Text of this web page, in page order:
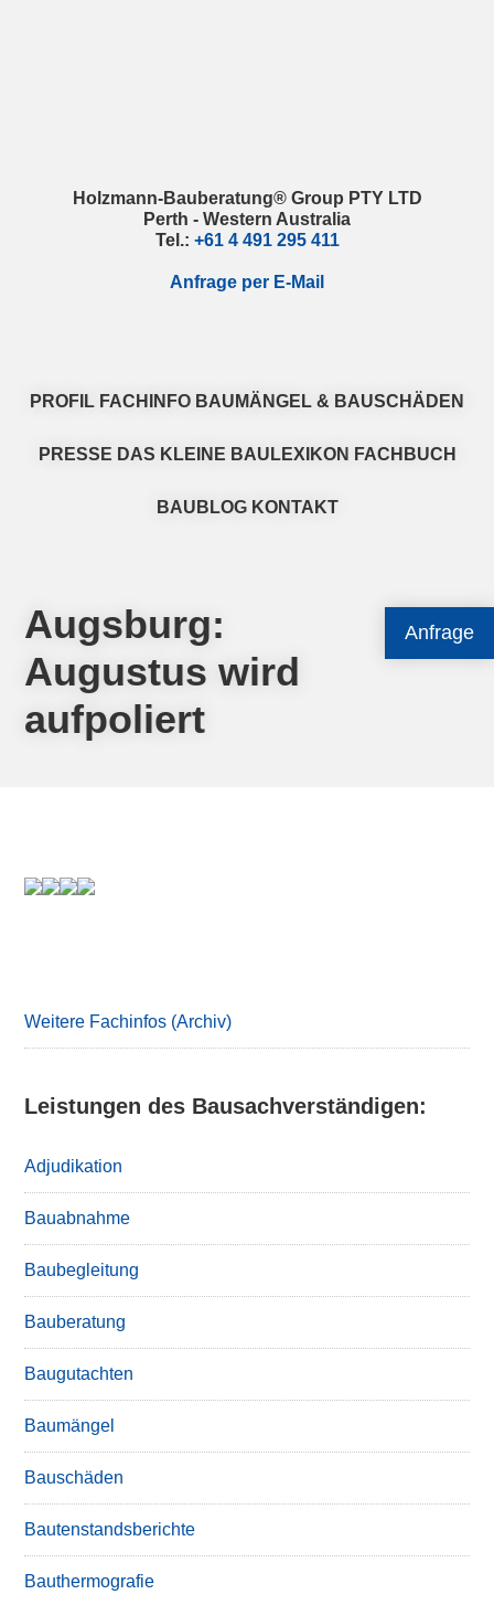
Anfrage
Holzmann-Bauberatung® Group PTY LTD
Perth - Western Australia
Tel.: +61 4 491 295 411
Anfrage per E-Mail
PROFIL FACHINFO BAUMÄNGEL & BAUSCHÄDEN
PRESSE DAS KLEINE BAULEXIKON FACHBUCH
BAUBLOG KONTAKT
Augsburg:
Augustus wird
aufpoliert
Weitere Fachinfos (Archiv)
Leistungen des Bausachverständigen:
Adjudikation
Bauabnahme
Baubegleitung
Bauberatung
Baugutachten
Baumängel
Bauschäden
Bautenstandsberichte
Bauthermografie